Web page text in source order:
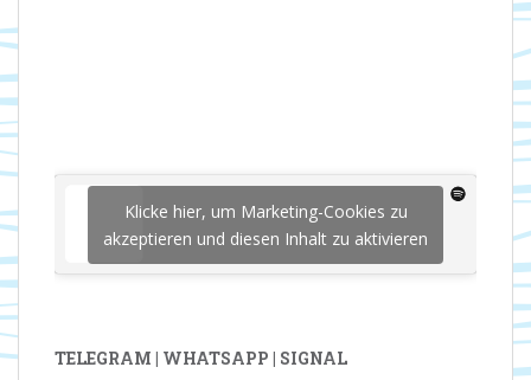
Klicke hier, um Marketing-Cookies zu
akzeptieren und diesen Inhalt zu aktivieren
TELEGRAM | WHATSAPP | SIGNAL